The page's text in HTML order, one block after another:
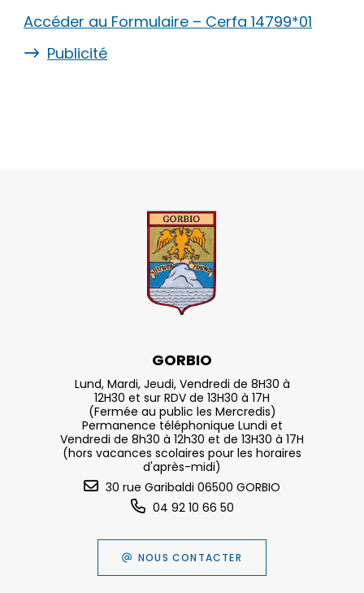
Accéder au Formulaire – Cerfa 14799*01
Publicité
GORBIO
Lund, Mardi, Jeudi, Vendredi de 8H30 à
12H30 et sur RDV de 13H30 à 17H
(Fermée au public les Mercredis)
Permanence téléphonique Lundi et
Vendredi de 8h30 à 12h30 et de 13H30 à 17H
(hors vacances scolaires pour les horaires
d'après-midi)
30 rue Garibaldi 06500 GORBIO
04 92 10 66 50
NOUS CONTACTER